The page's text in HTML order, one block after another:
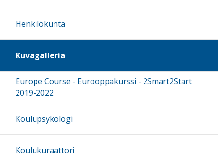
Henkilökunta
Kuvagalleria
Europe Course - Eurooppakurssi - 2Smart2Start
2019-2022
Koulupsykologi
Koulukuraattori